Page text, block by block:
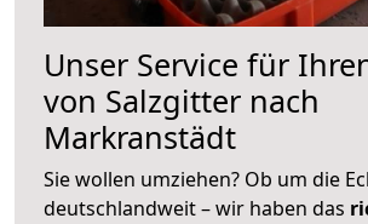
Unser Service für
von Salzgitter nach
Markranstädt
Sie wollen umziehen? Ob um die
deutschlandweit – wir haben das